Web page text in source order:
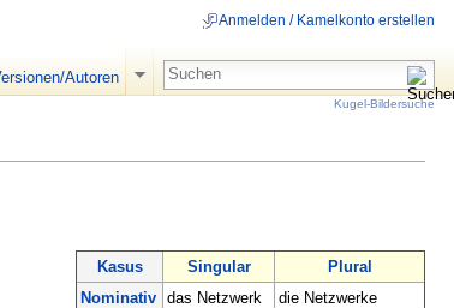
Kasus Singular
Plural
Nominativ das Netzwerk
die Netzwerke
Anmelden / Kamelkonto erstellen
Autoren
Kugel-Bildersuche